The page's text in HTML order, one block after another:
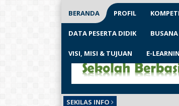
BERANDA PROFIL
DATA PESERTA DIDIK BUSANA
VISI, MISI & TUJUAN E-
SEKILAS INFO